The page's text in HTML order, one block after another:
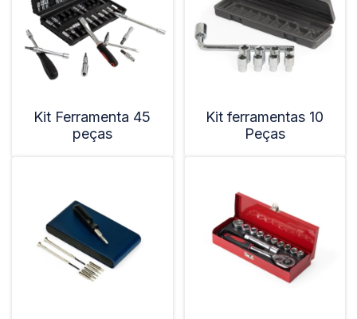
Kit Ferramenta 45
peças
Kit ferramentas 10
Peças